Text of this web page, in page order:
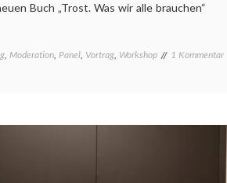
Buch „Trost. Was wir alle brauchen“
, Moderation, Panel, Vortrag, Workshop 1 Kommentarzu